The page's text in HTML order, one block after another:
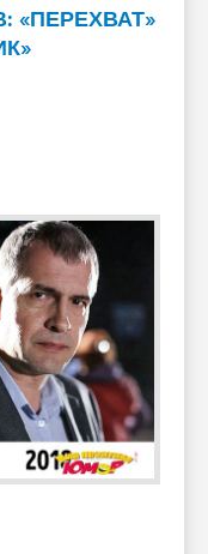
«ПЕРЕХВАТ»